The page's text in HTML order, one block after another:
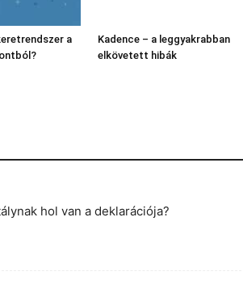
a
Kadence – a leggyakrabban
elkövetett hibák
hol van a deklarációja?